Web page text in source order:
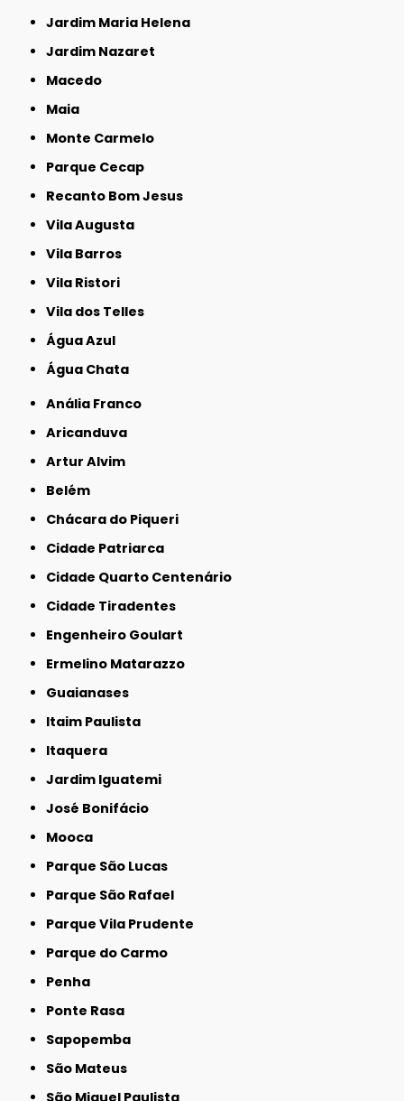
Jardim Maria Helena
Jardim Nazaret
Macedo
Maia
Monte Carmelo
Parque Cecap
Recanto Bom Jesus
Vila Augusta
Vila Barros
Vila Ristori
Vila dos Telles
Água Azul
Água Chata
Anália Franco
Aricanduva
Artur Alvim
Belém
Chácara do Piqueri
Cidade Patriarca
Cidade Quarto Centenário
Cidade Tiradentes
Engenheiro Goulart
Ermelino Matarazzo
Guaianases
Itaim Paulista
Itaquera
Jardim Iguatemi
José Bonifácio
Mooca
Parque São Lucas
Parque São Rafael
Parque Vila Prudente
Parque do Carmo
Penha
Ponte Rasa
Sapopemba
São Mateus
São Miguel Paulista